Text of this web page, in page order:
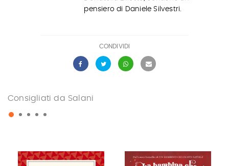
pensiero di Daniele Silvestri.
CONDIVIDI
Consigliati da Salani